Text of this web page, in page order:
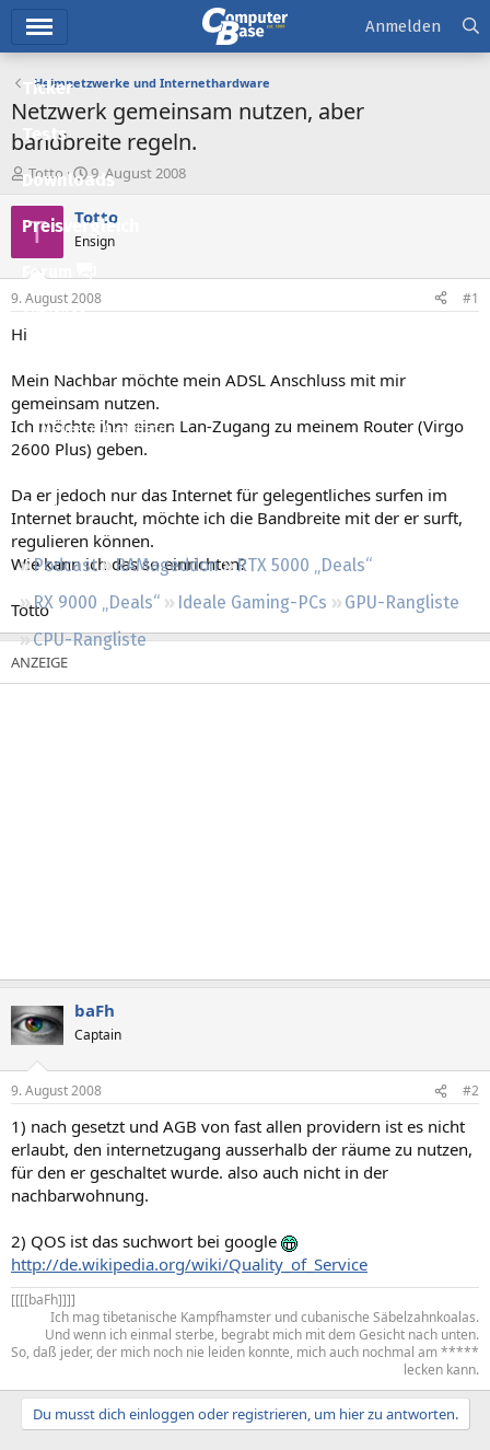
Ticker
Tests
Downloads
Preisvergleich
Forum
Aktuelles
Neue Beiträge
Neueste Aktivitäten
Regeln
Podcast RAMageddon
RTX 5000 „Deals“
RX 9000 „Deals“
Ideale Gaming-PCs
GPU-Rangliste
CPU-Rangliste
Anmelden
Heimnetzwerke und Internethardware
Netzwerk gemeinsam nutzen, aber
bandbreite regeln.
E
r
s
t
l
e
Totto
E
r
s
e
l
t
9. August 2008
T Totto
Ensign
9. August 2008 #1
Hi
Mein Nachbar möchte mein ADSL Anschluss mit mir
gemeinsam nutzen.
Ich möchte ihm einen Lan-Zugang zu meinem Router (Virgo
2600 Plus) geben.
Da er jedoch nur das Internet für gelegentliches surfen im
Internet braucht, möchte ich die Bandbreite mit der er surft,
regulieren können.
Wie kann ich das so einrichten?
Totto
baFh
Captain
9. August 2008 #2
1) nach gesetzt und AGB von fast allen providern ist es nicht
erlaubt, den internetzugang ausserhalb der räume zu nutzen,
für den er geschaltet wurde. also auch nicht in der
nachbarwohnung.
2) QOS ist das suchwort bei google
http://de.wikipedia.org/wiki/Quality_of_Service
[[[[baFh]]]]​
Ich mag tibetanische Kampfhamster und cubanische Säbelzahnkoalas.
Und wenn ich einmal sterbe, begrabt mich mit dem Gesicht nach unten.
So, daß jeder, der mich noch nie leiden konnte, mich auch nochmal am *****
lecken kann.​
Du musst dich einloggen oder registrieren, um hier zu antworten.